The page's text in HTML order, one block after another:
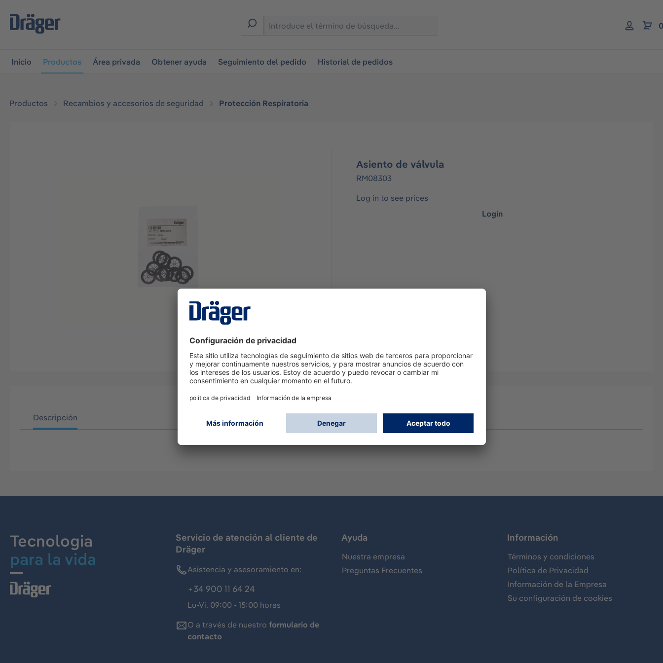
la navegación principal
Inicio Productos Área privada Obtener ayuda Seguimiento del pedido Historial de pedidos
Productos Recambios y accesorios de seguridad Protección Respiratoria
Asiento de válvula
RM08303
Log in to see prices
Login
Descripción
Tecnologia
para la vida
Servicio de atención al cliente de
Dräger
Asistencia y asesoramiento en:
+34 900 11 64 24
Lu-Vi, 09:00 - 15:00 horas
O a través de nuestro formulario de
contacto
Ayuda
Nuestra empresa
Preguntas Frecuentes
Información
Términos y condiciones
Política de Privacidad
Información de la Empresa
Su configuración de cookies